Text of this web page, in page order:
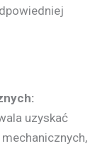
uzyskać